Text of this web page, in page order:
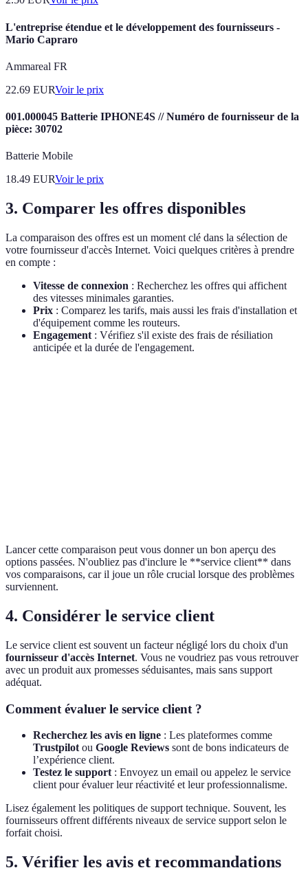
L'entreprise étendue et le développement des fournisseurs -
Mario Capraro
Ammareal FR
22.69 EURVoir le prix
001.000045 Batterie IPHONE4S // Numéro de fournisseur de la
pièce: 30702
Batterie Mobile
18.49 EURVoir le prix
3. Comparer les offres disponibles
La comparaison des offres est un moment clé dans la sélection de
votre fournisseur d'accès Internet. Voici quelques critères à prendre
en compte :
Vitesse de connexion : Recherchez les offres qui affichent
des vitesses minimales garanties.
Prix : Comparez les tarifs, mais aussi les frais d'installation et
d'équipement comme les routeurs.
Engagement : Vérifiez s'il existe des frais de résiliation
anticipée et la durée de l'engagement.
Lancer cette comparaison peut vous donner un bon aperçu des
options passées. N'oubliez pas d'inclure le **service client** dans
vos comparaisons, car il joue un rôle crucial lorsque des problèmes
surviennent.
4. Considérer le service client
Le service client est souvent un facteur négligé lors du choix d'un
fournisseur d'accès Internet. Vous ne voudriez pas vous retrouver
avec un produit aux promesses séduisantes, mais sans support
adéquat.
Comment évaluer le service client ?
Recherchez les avis en ligne : Les plateformes comme
Trustpilotou Google Reviews sont de bons indicateurs de
l’expérience client.
Testez le support: Envoyez un email ou appelez le service
client pour évaluer leur réactivité et leur professionnalisme.
Lisez également les politiques de support technique. Souvent, les
fournisseurs offrent différents niveaux de service support selon le
forfait choisi.
5. Vérifier les avis et recommandations